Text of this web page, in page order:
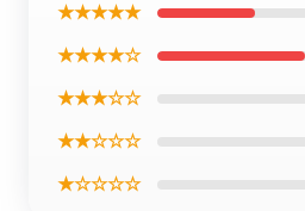
★★★★★
★★★★☆
★★★☆☆
★★☆☆☆
★☆☆☆☆